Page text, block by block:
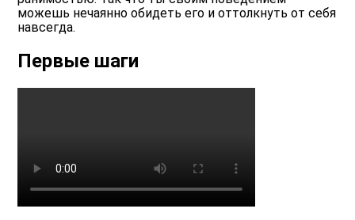
можешь нечаянно обидеть его и оттолкнуть от себя
навсегда.
Первые шаги